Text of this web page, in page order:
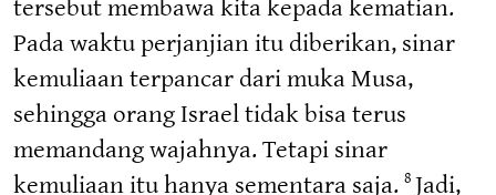
Pada waktu perjanjian itu diberikan, sinar
kemuliaan terpancar dari muka Musa,
sehingga orang Israel tidak bisa terus
memandang wajahnya. Tetapi sinar
kemuliaan itu hanya sementara saja. 8 Jadi,